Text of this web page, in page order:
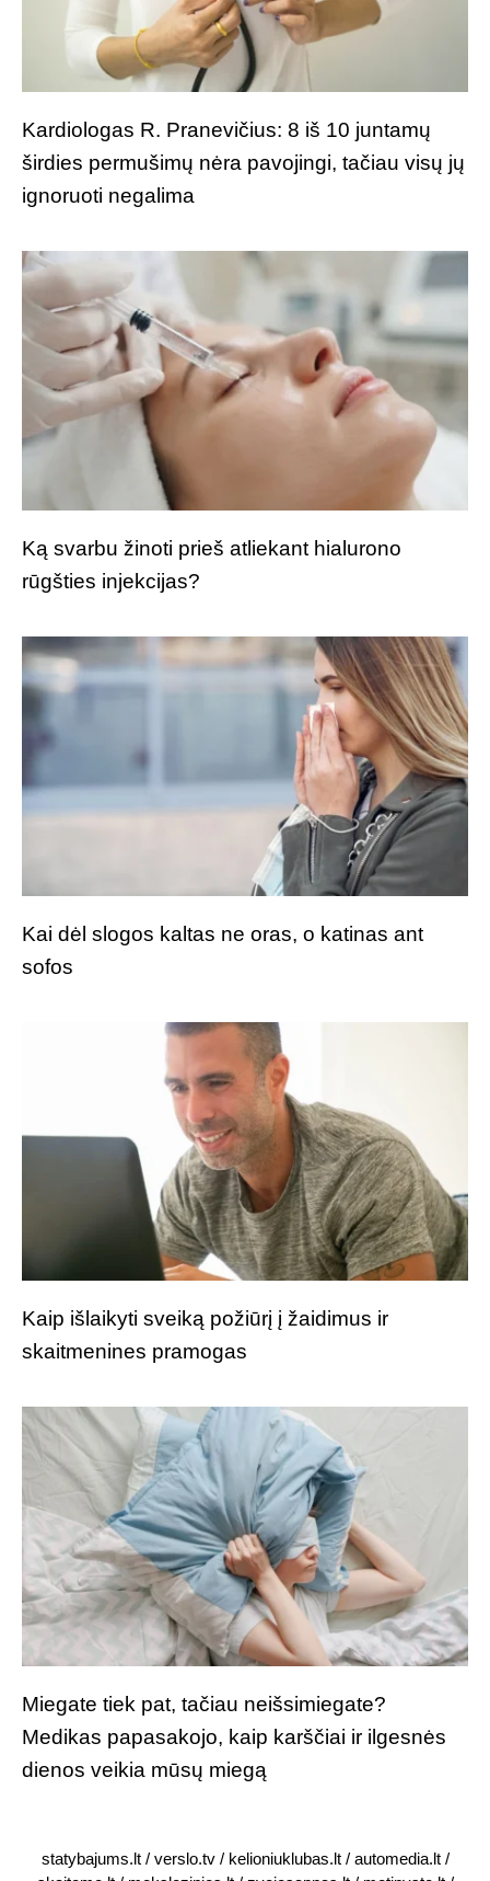
Kardiologas R. Pranevičius: 8 iš 10 juntamų
širdies permušimų nėra pavojingi, tačiau visų jų
ignoruoti negalima
Ką svarbu žinoti prieš atliekant hialurono
rūgšties injekcijas?
Kai dėl slogos kaltas ne oras, o katinas ant
sofos
Kaip išlaikyti sveiką požiūrį į žaidimus ir
skaitmenines pramogas
Miegate tiek pat, tačiau neišsimiegate?
Medikas papasakojo, kaip karščiai ir ilgesnės
dienos veikia mūsų miegą
statybajums.lt/ verslo.tv/ kelioniuklubas.lt/ automedia.lt/